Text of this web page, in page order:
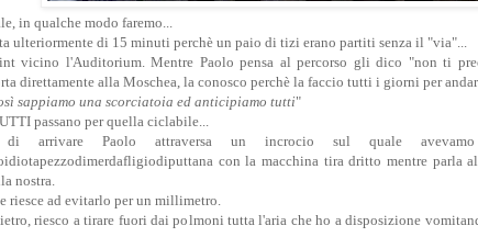
in qualche modo faremo...
ulteriormente di 15 minuti perchè un paio di tizi erano partiti senza il "via"...
vicino l'Auditorium. Mentre Paolo pensa al percorso gli dico "non ti
direttamente alla Moschea, la conosco perchè la faccio tutti i giorni per
sappiamo una scorciatoia ed anticipiamo tutti"
passano per quella ciclabile...
arrivare Paolo attraversa un incrocio sul quale
con la macchina tira dritto mentre parla
nostra.
riesce ad evitarlo per un millimetro.
riesco a tirare fuori dai polmoni tutta l'aria che ho a disposizione